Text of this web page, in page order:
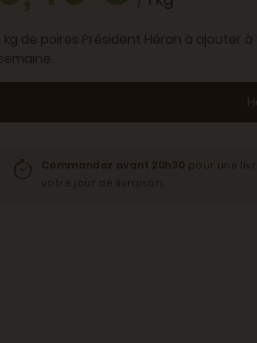
kg de poires Président Héron à